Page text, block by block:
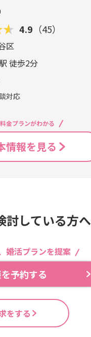
4.9 （45）
区
徒歩2分
対応
金プランがわかる
情報を見る
討している方へ
婚活プランを提案
予約する
をする